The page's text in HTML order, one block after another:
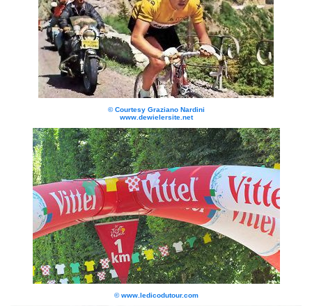
© Courtesy Graziano Nardini
www.dewielersite.net
© www.ledicodutour.com